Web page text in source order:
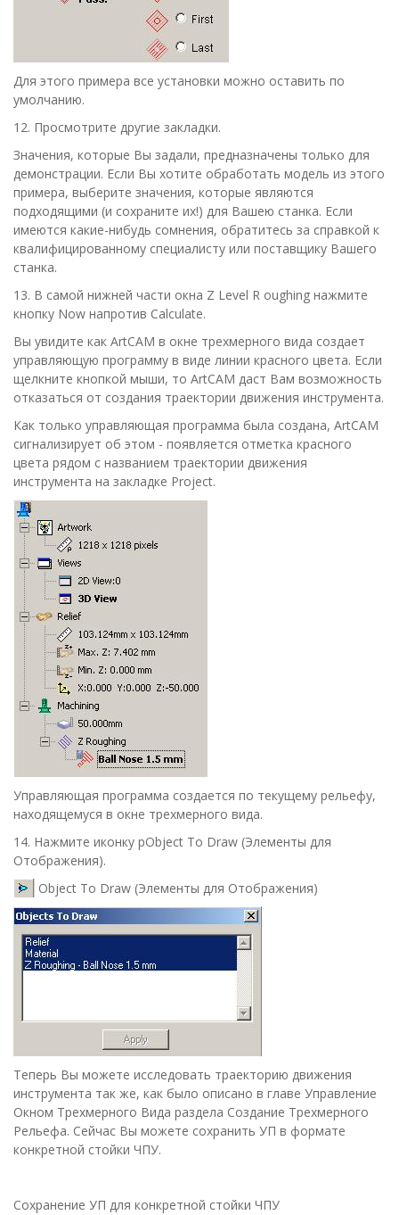
Для этого примера все установки можно оставить по
умолчанию.
12. Просмотрите другие закладки.
Значения, которые Вы задали, предназначены только для
демонстрации. Если Вы хотите обработать модель из этого
примера, выберите значения, которые являются
подходящими (и сохраните их!) для Вашею станка. Если
имеются какие-нибудь сомнения, обратитесь за справкой к
квалифицированному специалисту или поставщику Вашего
станка.
13. В самой нижней части окна Z Level R oughing нажмите
кнопку Now напротив Calculate.
Вы увидите как АrtСАМ в окне трехмерного вида создает
управляющую программу в виде линии красного цвета. Если
щелкните кнопкой мыши, то ArtCAM даст Вам возможность
отказаться от создания траектории движения инструмента.
Как только управляющая программа была создана, ArtCAM
сигнализирует об этом - появляется отметка красного
цвета рядом с названием траектории движения
инструмента на закладке Project.
Управляющая программа создается по текущему рельефу,
находящемуся в окне трехмерного вида.
14. Нажмите иконку pObject To Draw (Элементы для
Отображения).
Object To Draw (Элементы для Отображения)
Теперь Вы можете исследовать траекторию движения
инструмента так же, как было описано в главе Управление
Окном Трехмерного Вида раздела Создание Трехмерного
Рельефа. Сейчас Вы можете сохранить УП в формате
конкретной стойки ЧПУ.
Сохранение УП для конкретной стойки ЧПУ